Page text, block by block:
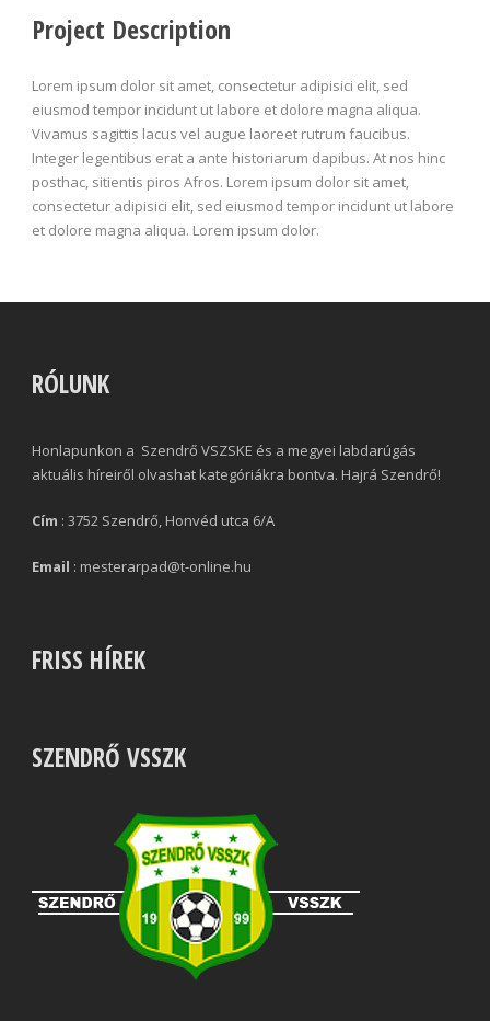
Project Description
Lorem ipsum dolor sit amet, consectetur adipisici elit, sed
eiusmod tempor incidunt ut labore et dolore magna aliqua.
Vivamus sagittis lacus vel augue laoreet rutrum faucibus.
Integer legentibus erat a ante historiarum dapibus. At nos hinc
posthac, sitientis piros Afros. Lorem ipsum dolor sit amet,
consectetur adipisici elit, sed eiusmod tempor incidunt ut labore
et dolore magna aliqua. Lorem ipsum dolor.
RÓLUNK
Honlapunkon a Szendrő VSZSKE és a megyei labdarúgás
aktuális híreiről olvashat kategóriákra bontva. Hajrá Szendrő!
Cím : 3752 Szendrő, Honvéd utca 6/A
Email : mesterarpad@t-online.hu
FRISS HÍREK
SZENDRŐ VSSZK